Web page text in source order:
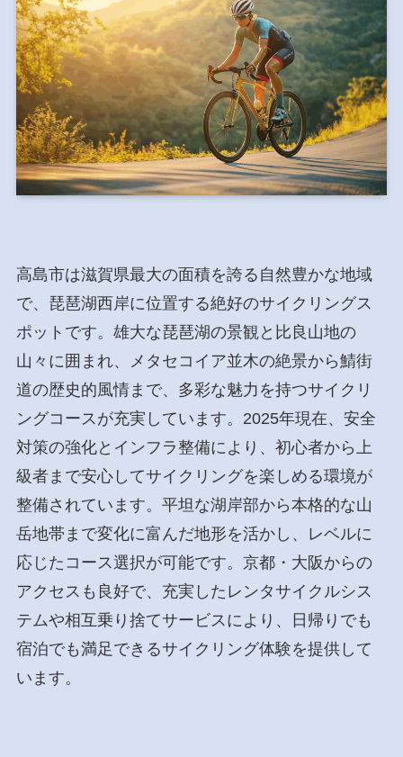
高島市は滋賀県最大の面積を誇る自然豊かな地域
で、琵琶湖西岸に位置する絶好のサイクリングス
ポットです。雄大な琵琶湖の景観と比良山地の
山々に囲まれ、メタセコイア並木の絶景から鯖街
道の歴史的風情まで、多彩な魅力を持つサイクリ
ングコースが充実しています。2025年現在、安全
対策の強化とインフラ整備により、初心者から上
級者まで安心してサイクリングを楽しめる環境が
整備されています。平坦な湖岸部から本格的な山
岳地帯まで変化に富んだ地形を活かし、レベルに
応じたコース選択が可能です。京都・大阪からの
アクセスも良好で、充実したレンタサイクルシス
テムや相互乗り捨てサービスにより、日帰りでも
宿泊でも満足できるサイクリング体験を提供して
います。